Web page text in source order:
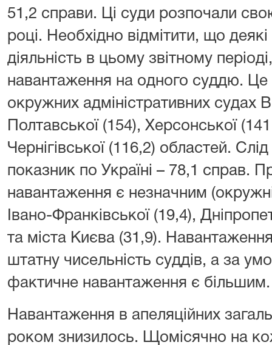
51,2 справи. Ці суди розпочали
році. Необхідно відмітити, що
діяльність в цьому звітному
навантаження на одного суддю. Це
окружних адміністративних судах
Полтавської (154), Херсонської
Чернігівської (116,2) областей.
показник по Україні – 78,1 справ.
навантаження є незначним (окружні
Івано-Франківської (19,4),
та міста Києва (31,9).
штатну чисельність суддів, а за
фактичне навантаження є більшим.
Навантаження в апеляційних
роком знизилось. Щомісячно на